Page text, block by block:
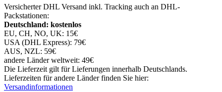
Versicherter DHL Versand inkl. Tracking auch an DHL-
Packstationen:
Deutschland: kostenlos
EU, CH, NO, UK: 15€
USA (DHL Express): 79€
AUS, NZL: 59€
andere Länder weltweit: 49€
Die Lieferzeit gilt für Lieferungen innerhalb Deutschlands.
Lieferzeiten für andere Länder finden Sie hier:
Versandinformationen